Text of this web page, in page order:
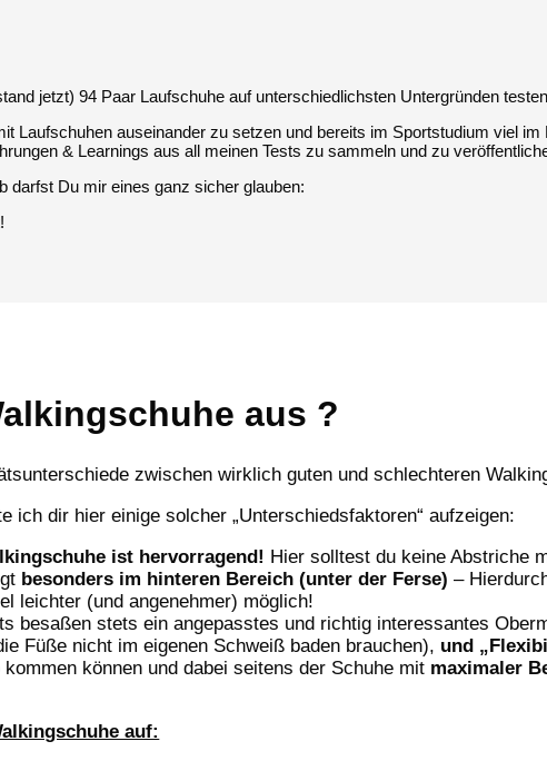
jetzt) 94 Paar Laufschuhe auf unterschiedlichsten Untergründen
Laufschuhen auseinander zu setzen und bereits im Sportstudium viel
& Learnings aus all meinen Tests zu sammeln und zu
darfst Du mir eines ganz sicher glauben:
aus ?
zwischen wirklich guten und schlechteren
ich dir hier einige solcher „Unterschiedsfaktoren“ aufzeigen:
ist hervorragend! Hier solltest du keine Abstriche
besonders im hinteren Bereich (unter der Ferse) –
leichter (und angenehmer) möglich!
besaßen stets ein angepasstes und richtig interessantes
Füße nicht im eigenen Schweiß baden brauchen), und
können und dabei seitens der Schuhe mit maximaler
auf: